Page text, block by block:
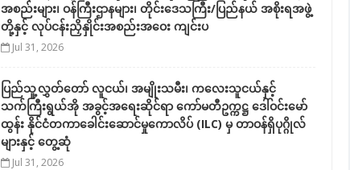
အစည်းများ၊ ဝန်ကြီးဌာနများ၊ တိုင်းဒေသကြီး/ပြည်နယ် အစိုးရအဖွဲ့
တို့နှင့် လုပ်ငန်းညှိနှိုင်းအစည်းအဝေး ကျင်းပ
Jul 31, 2026
ပြည်သူ့လွှတ်တော် လူငယ်၊ အမျိုးသမီး၊ ကလေးသူငယ်နှင့်
သက်ကြီးရွယ်အို အခွင့်အရေးဆိုင်ရာ ကော်မတီဥက္ကဋ္ဌ ဒေါ်ဝင်းမော်
ထွန်း နိုင်ငံတကာခေါင်းဆောင်မှုကောလိပ် (ILC) မှ တာဝန်ရှိပုဂ္ဂိုလ်
များနှင့် တွေ့ဆုံ
Jul 31, 2026